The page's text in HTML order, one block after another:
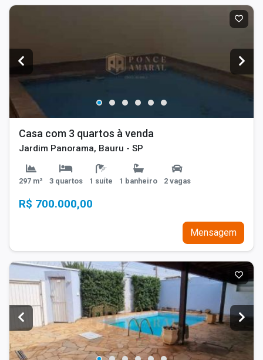
Casa com 3 quartos à venda
Jardim Panorama, Bauru - SP
297 m² 3 quartos 1 suíte 1 banheiro 2 vagas
R$ 700.000,00
Mensagem